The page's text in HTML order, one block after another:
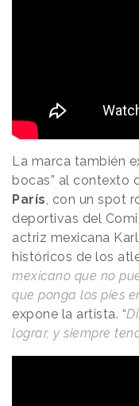
La marca también
bocas” al contexto
París , con un spot
deportivas del
actriz mexicana
históricos de los
mexicano que no
que ponga los pies
expone la artista. “
lograr, y siempre